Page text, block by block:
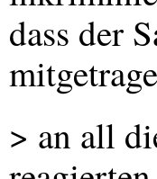
dass der
> an all